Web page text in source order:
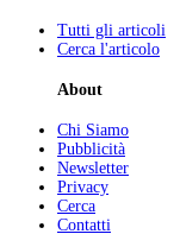
Tutti gli articoli
Cerca l'articolo
About
Chi Siamo
Pubblicità
Newsletter
Privacy
Cerca
Contatti